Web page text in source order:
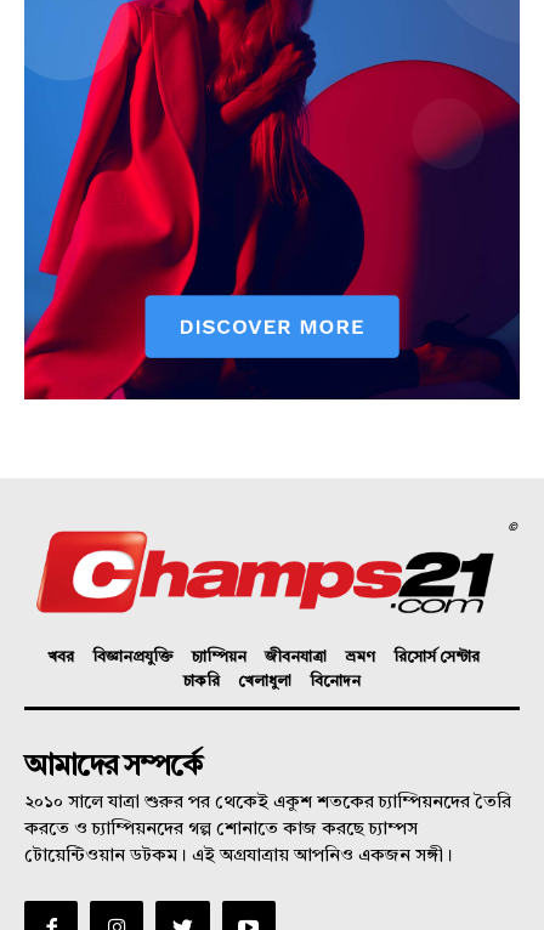
©
খবর বিজ্ঞানপ্রযুক্তি চ্যাম্পিয়ন জীবনযাত্রা ভ্রমণ
রিসোর্স সেন্টার
চাকরি
খেলাধুলা বিনোদন
আমাদের সম্পর্কে
২০১০ সালে যাত্রা শুরুর পর থেকেই একুশ শতকের চ্যাম্পিয়নদের তৈরি
করতে ও চ্যাম্পিয়নদের গল্প শোনাতে কাজ করছে চ্যাম্পস
টোয়েন্টিওয়ান ডটকম। এই অগ্রযাত্রায় আপনিও একজন সঙ্গী।